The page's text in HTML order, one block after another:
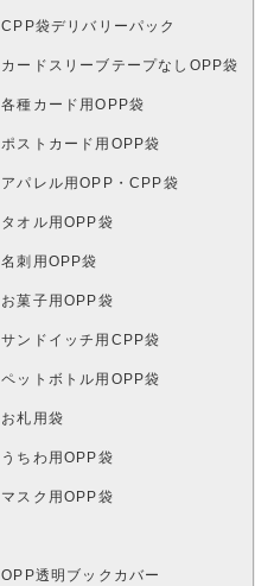
CPP袋デリバリーパック
カードスリーブテープなしOPP袋
各種カード用OPP袋
ポストカード用OPP袋
アパレル用OPP・CPP袋
タオル用OPP袋
名刺用OPP袋
お菓子用OPP袋
サンドイッチ用CPP袋
ペットボトル用OPP袋
お札用袋
うちわ用OPP袋
マスク用OPP袋
OPP透明ブックカバー